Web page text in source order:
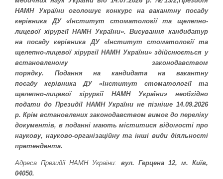
НАМН України оголошує конкурс на вакантну посаду
керівника ДУ «Інститут стоматології та щелепно-
лицевої хірургії НАМН України». Висування кандидатур
на посаду керівника ДУ «Інститут стоматології та
щелепно-лицевої хірургії НАМН України» здійснюється у
встановленому законодавством
порядку. Подання на кандидата на вакантну
посаду керівника ДУ «Інститут стоматології та
щелепно-лицевої хірургії НАМН України» необхідно
подати до Президії НАМН України не пізніше 14.09.2026
р. Крім встановлених законодавством вимог до переліку
документів, в поданні мають міститися відомості про
наукову, науково-організаційну та інші види діяльності
претендента.
Адреса Президії НАМН України: вул. Герцена 12, м. Київ,
04050.